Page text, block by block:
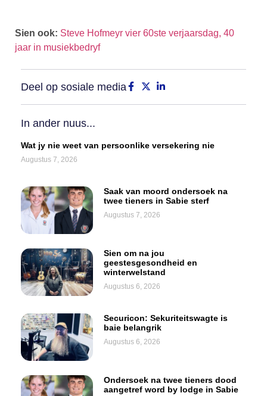
Sien ook: Steve Hofmeyr vier 60ste verjaarsdag, 40
jaar in musiekbedryf
Deel op sosiale media
In ander nuus...
Wat jy nie weet van persoonlike versekering nie
Augustus 7, 2026
Saak van moord ondersoek na
twee tieners in Sabie sterf
Augustus 7, 2026
Sien om na jou
geestesgesondheid en
winterwelstand
Augustus 6, 2026
Securicon: Sekuriteitswagte is
baie belangrik
Augustus 6, 2026
Ondersoek na twee tieners dood
aangetref word by lodge in Sabie